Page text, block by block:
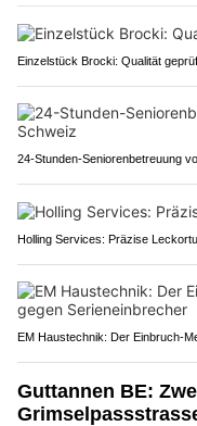
Einzelstück Brocki: Qualität
24-Stunden-Seniorenbetreuung
Holling Services: Präzise
EM Haustechnik: Der Einbruch-
Guttannen BE: